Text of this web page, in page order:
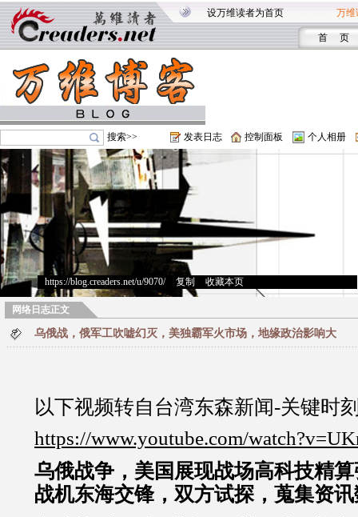
设万维读者为首页 万维
首 页
搜索>> 发表日志 控制面板 个人相册
https://blog.creaders.net/u/9070/> 复制 收藏本页
网络日志正文
乌俄战，俄军工吹嘘幻灭，美独霸军火市场，地缘政治影响大
以下视频转自台湾东森新闻-关键时
https://www.youtube.com/
乌俄战争，美国展现战场高科技精
战机东海交锋，双方试探，蒐集资讯